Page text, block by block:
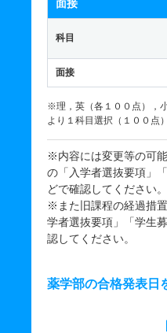
面接
科目
面接
※理，英（各１００点），
より１科目選択（１００点
※内容には変更等の可
の「入学者選抜要項」
どで確認してください。
※また旧課程の経過措
学者選抜要項」「学生
認してください。
薬学部の合格発表日